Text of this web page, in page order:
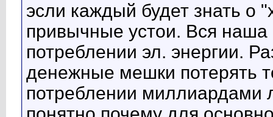
эсли каждый будет знать о
привычные устои. Вся наша
потреблении эл. энергии.
денежные мешки потерять
потреблении миллиардами